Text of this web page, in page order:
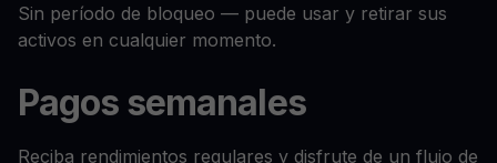
Sin período de bloqueo — puede usar y retirar sus
activos en cualquier momento.
Pagos semanales
Reciba rendimientos regulares y disfrute de un flujo de